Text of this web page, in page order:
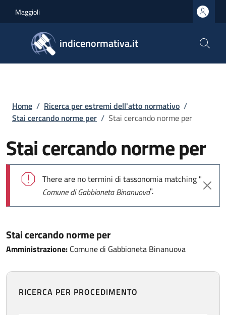
Maggioli
indicenormativa.it
Briciole di pane
Home / Ricerca per estremi dell'atto normativo /
Stai cercando norme per / Stai cercando norme per
Stai cercando norme per
Messaggio di errore
There are no termini di tassonomia matching "
Comune di Gabbioneta Binanuova".
Stai cercando norme per
Amministrazione: Comune di Gabbioneta Binanuova
RICERCA PER PROCEDIMENTO